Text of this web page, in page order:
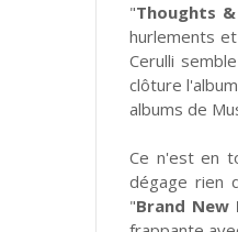
"Thoughts
hurlements
Cerulli
clôture
albums de
Ce n'est en
dégage rien
"Brand New